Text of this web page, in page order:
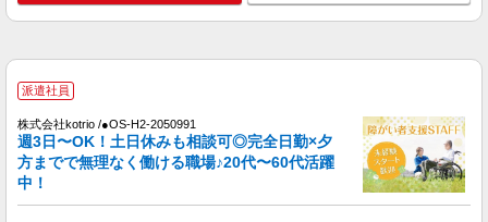
派遣社員
株式会社kotrio /●OS-H2-2050991
週3日〜OK！土日休みも相談可◎完全日勤×夕
方までで無理なく働ける職場♪20代〜60代活躍
中！